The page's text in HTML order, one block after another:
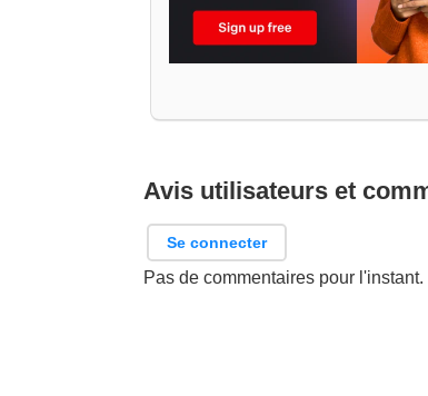
Avis utilisateurs et
Se connecter
Pas de commentaires pour